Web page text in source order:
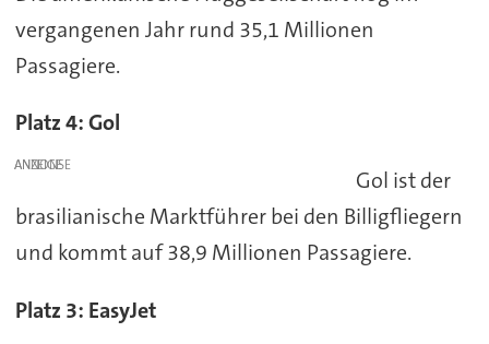
vergangenen Jahr rund 35,1 Millionen
Passagiere.
Platz 4: Gol
ANZEIGE
Gol ist der
brasilianische Marktführer bei den Billigfliegern
und kommt auf 38,9 Millionen Passagiere.
Platz 3: EasyJet